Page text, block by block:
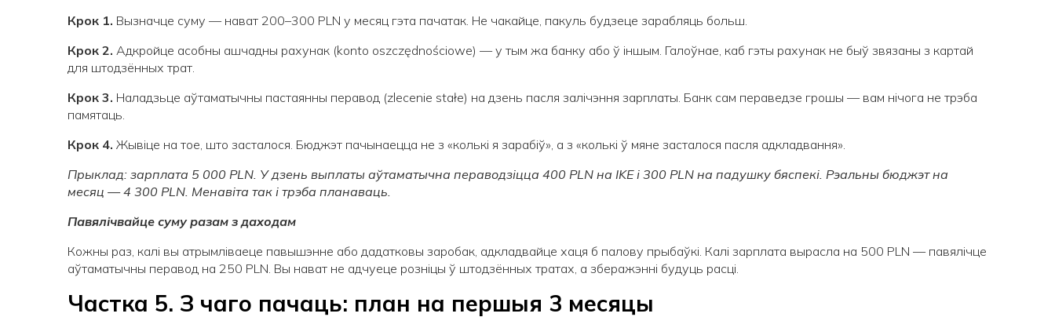
Крок 1. Вызначце суму — нават 200–300 PLN у месяц гэта пачатак. Не чакайце, пакуль будзеце зарабляць больш.
Крок 2. Адкройце асобны ашчадны рахунак (konto oszczędnościowe) — у тым жа банку або ў іншым. Галоўнае, каб гэты рахунак не быў звязаны з картай
для штодзённых трат.
Крок 3. Наладзьце аўтаматычны пастаянны перавод (zlecenie stałe) на дзень пасля залічэння зарплаты. Банк сам пераведзе грошы — вам нічога не трэба
памятаць.
Крок 4. Жывіце на тое, што засталося. Бюджэт пачынаецца не з «колькі я зарабіў», а з «колькі ў мяне засталося пасля адкладвання».
Прыклад: зарплата 5 000 PLN. У дзень выплаты аўтаматычна пераводзіцца 400 PLN на IKEі 300 PLN на падушку бяспекі. Рэальны бюджэт на
месяц — 4 300 PLN. Менавіта так і трэба планаваць.
Павялічвайце суму разам з даходам
Кожны раз, калі вы атрымліваеце павышэнне або дадатковы заробак, адкладвайце хаця б палову прыбаўкі. Калі зарплата вырасла на 500 PLN — павялічце
аўтаматычны перавод на 250 PLN. Вы нават не адчуеце розніцы ў штодзённых тратах, а зберажэнні будуць расці.
Частка 5. З чаго пачаць: план на першыя 3 месяцы